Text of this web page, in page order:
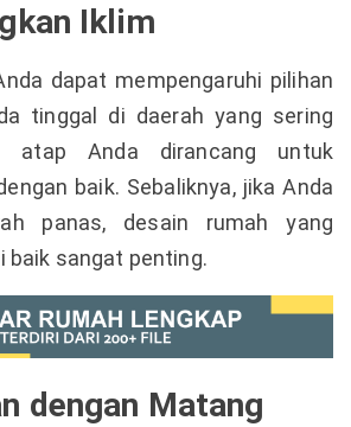
Iklim
dapat mempengaruhi pilihan
tinggal di daerah yang sering
atap Anda dirancang untuk
baik. Sebaliknya, jika Anda
panas, desain rumah yang
baik sangat penting.
dengan Matang